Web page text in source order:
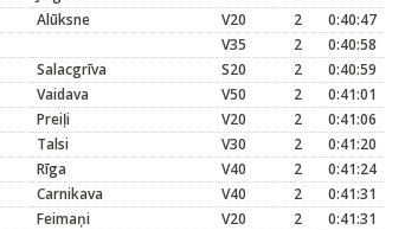
Alūksne V20 2
0:40:47
V35 2
0:40:58
Salacgrīva S20 2
0:40:59
Vaidava V50 2
0:41:01
Preiļi V20 2
0:41:06
Talsi V30 2
0:41:20
Rīga V40 2
0:41:24
Carnikava V40 2
0:41:31
Feimaņi V20 2
0:41:31